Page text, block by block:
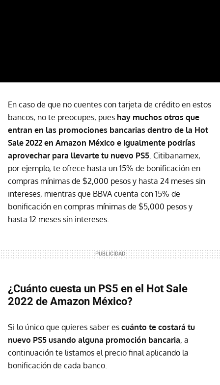
En caso de que no cuentes con tarjeta de crédito en estos
bancos, no te preocupes, pues hay muchos otros que
entran en las promociones bancarias dentro de la Hot
Sale 2022 en Amazon México e igualmente podrías
aprovechar para llevarte tu nuevo PS5 . Citibanamex,
por ejemplo, te ofrece hasta un 15% de bonificación en
compras mínimas de $2,000 pesos y hasta 24 meses sin
intereses, mientras que BBVA cuenta con 15% de
bonificación en compras mínimas de $5,000 pesos y
hasta 12 meses sin intereses.
¿Cuánto cuesta un PS5 en el Hot Sale
2022 de Amazon México?
Si lo único que quieres saber es cuánto te costará tu
nuevo PS5 usando alguna promoción bancaria, a
continuación te listamos el precio final aplicando la
bonificación de cada banco.